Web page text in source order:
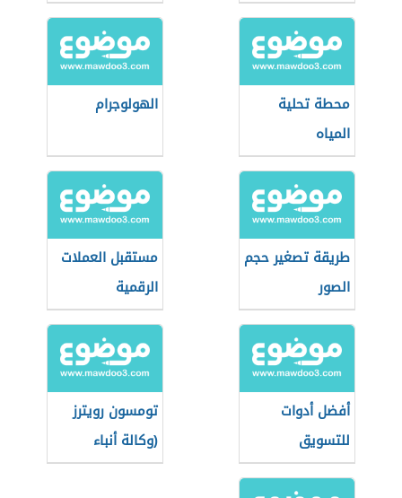
محطة تحلية
المياه
الهولوجرام
طريقة تصغير حجم
الصور
مستقبل العملات
الرقمية
أفضل أدوات
للتسويق
الإلكتروني
تومسون رويترز
(وكالة أنباء
عالمية)